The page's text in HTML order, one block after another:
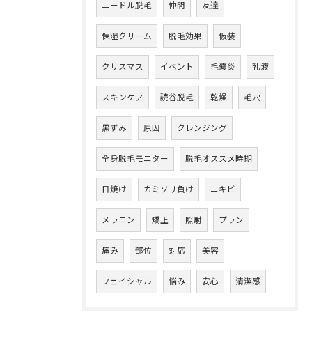
ニードル脱毛 仲間 友達
保湿クリーム 脱毛効果 仮装
クリスマス イベント 毛嚢炎 乳液
スキンケア 読谷脱毛 乾燥 毛穴
黒ずみ 原因 クレンジング
全身脱毛モニター 脱毛オススメ時期
日焼け カミソリ負け ニキビ
メラニン 矯正 照射 プラン
痛み 部位 対応 美容
フェイシャル 悩み 安心 清潔感